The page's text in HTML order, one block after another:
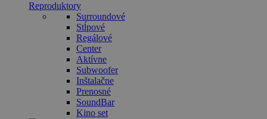
Reproduktory
Surroundové
Stĺpové
Regálové
Center
Aktívne
Subwoofer
Inštalačne
Prenosné
SoundBar
Kino set